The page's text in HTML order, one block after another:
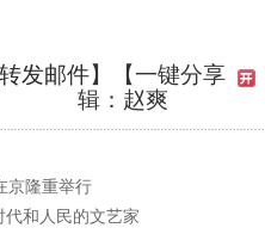
转发邮件】
【一键分享
辑：赵爽
京隆重举行
和人民的文艺家